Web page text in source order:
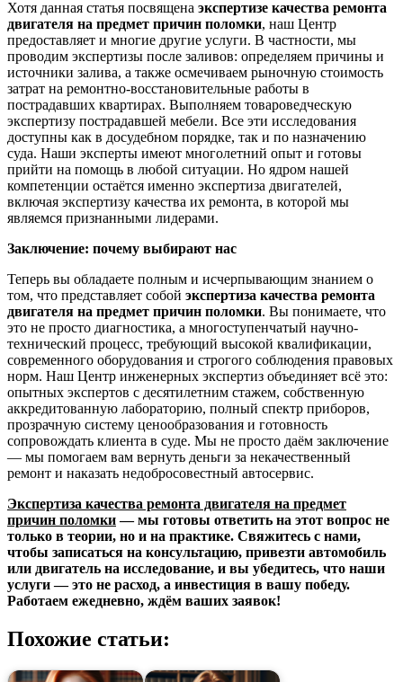
Хотя данная статья посвящена экспертизе качества ремонта
двигателя на предмет причин поломки, наш Центр
предоставляет и многие другие услуги. В частности, мы
проводим экспертизы после заливов: определяем причины и
источники залива, а также осмечиваем рыночную стоимость
затрат на ремонтно-восстановительные работы в
пострадавших квартирах. Выполняем товароведческую
экспертизу пострадавшей мебели. Все эти исследования
доступны как в досудебном порядке, так и по назначению
суда. Наши эксперты имеют многолетний опыт и готовы
прийти на помощь в любой ситуации. Но ядром нашей
компетенции остаётся именно экспертиза двигателей,
включая экспертизу качества их ремонта, в которой мы
являемся признанными лидерами.
Заключение: почему выбирают нас
Теперь вы обладаете полным и исчерпывающим знанием о
том, что представляет собой экспертиза качества ремонта
двигателя на предмет причин поломки. Вы понимаете, что
это не просто диагностика, а многоступенчатый научно-
технический процесс, требующий высокой квалификации,
современного оборудования и строгого соблюдения правовых
норм. Наш Центр инженерных экспертиз объединяет всё это:
опытных экспертов с десятилетним стажем, собственную
аккредитованную лабораторию, полный спектр приборов,
прозрачную систему ценообразования и готовность
сопровождать клиента в суде. Мы не просто даём заключение
— мы помогаем вам вернуть деньги за некачественный
ремонт и наказать недобросовестный автосервис.
Экспертиза качества ремонта двигателя на предмет
причин поломки— мы готовы ответить на этот вопрос не
только в теории, но и на практике. Свяжитесь с нами,
чтобы записаться на консультацию, привезти автомобиль
или двигатель на исследование, и вы убедитесь, что наши
услуги — это не расход, а инвестиция в вашу победу.
Работаем ежедневно, ждём ваших заявок!
Похожие статьи: